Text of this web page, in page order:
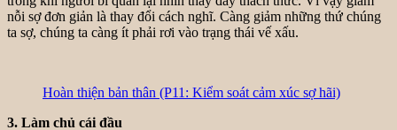
nỗi sợ đơn giản là thay đổi cách nghĩ. Càng giảm những thứ chúng
ta sợ, chúng ta càng ít phải rơi vào trạng thái vế xấu.
Hoàn thiện bản thân (P11: Kiểm soát cảm xúc sợ hãi)
3. Làm chủ cái đầu